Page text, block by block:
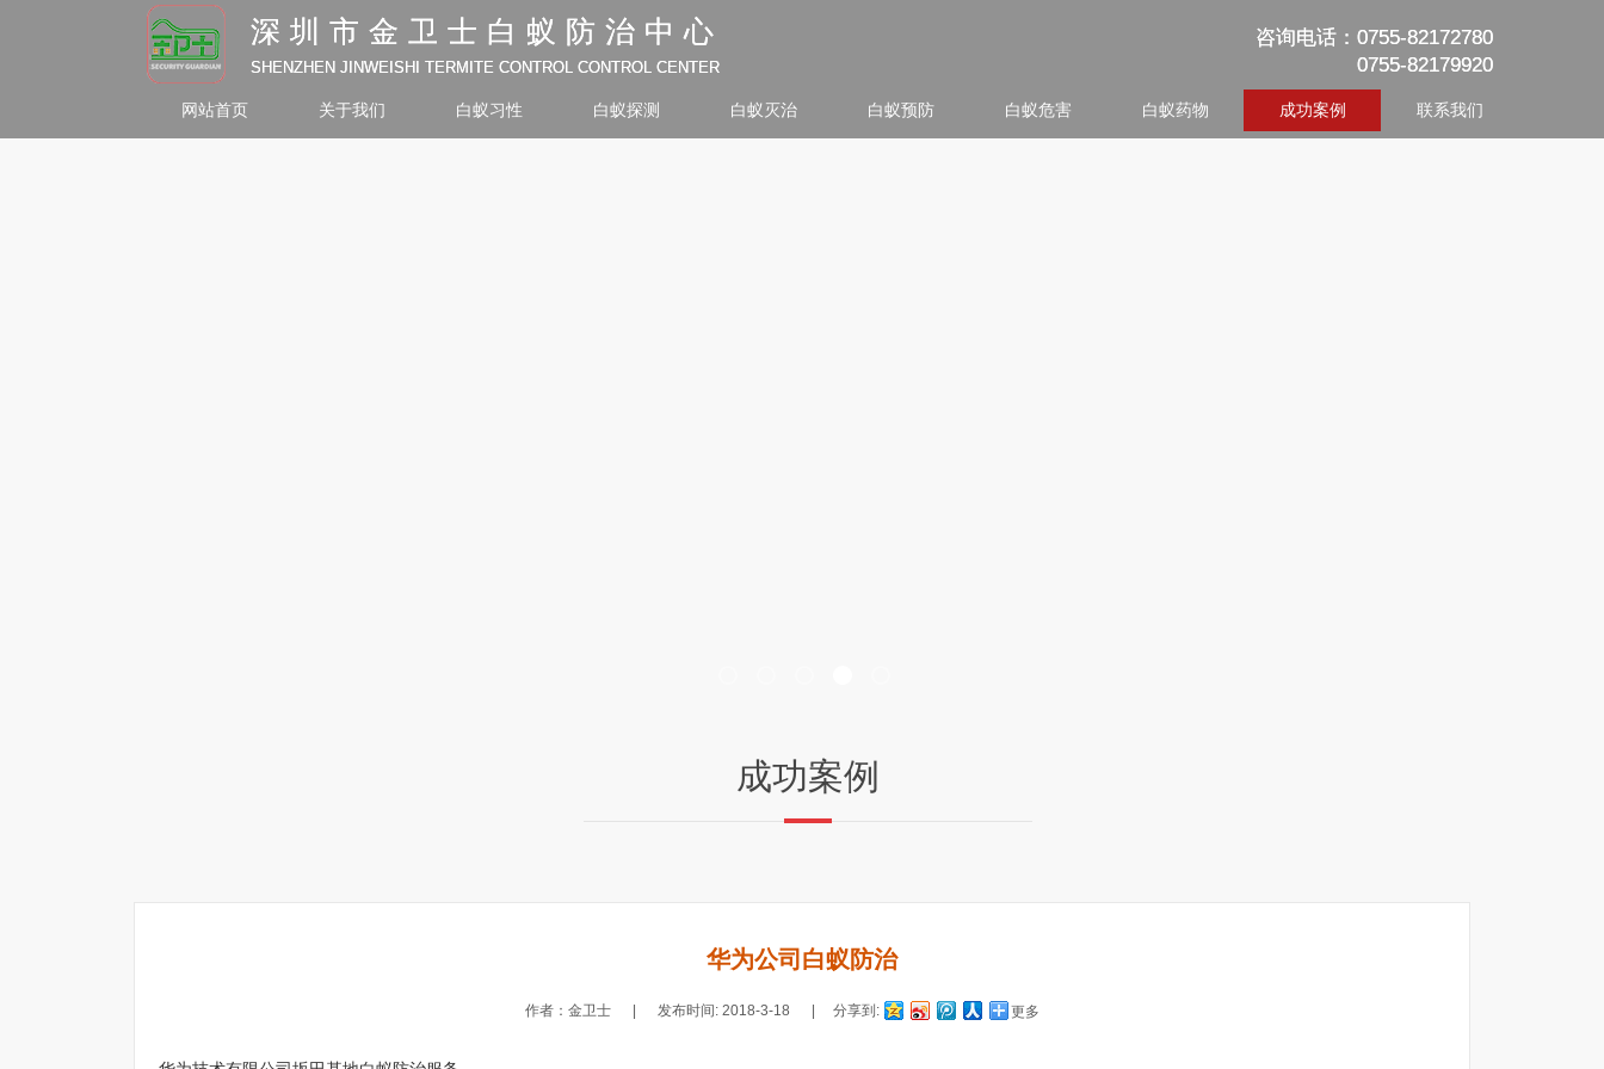
网站首页 关于我们 白蚁习性 白蚁探测 白蚁灭治 白蚁预防 白蚁危害 白蚁药物 成功案例 联系我们
深圳市金卫士白蚁防治中心
SHENZHEN JINWEISHI TERMITE CONTROL CONTROL CENTER
咨询电话：0755-82172780
0755-82179920
深圳市金卫士白蚁防治中心
SHENZHEN JINWEISHI TERMITE CONTROL CONTROL CENTER
咨询电话：0755-82172780
0755-82179920
成功案例
华为公司白蚁防治
作者：金卫士 | 发布时间: 2018-3-18 | 分享到: 更多